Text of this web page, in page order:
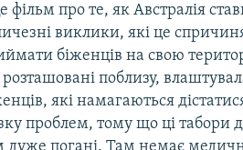
фільм про те, як Австралія
виклики, які це
біженців на свою
поблизу,
які намагаються
проблем, тому що ці табори